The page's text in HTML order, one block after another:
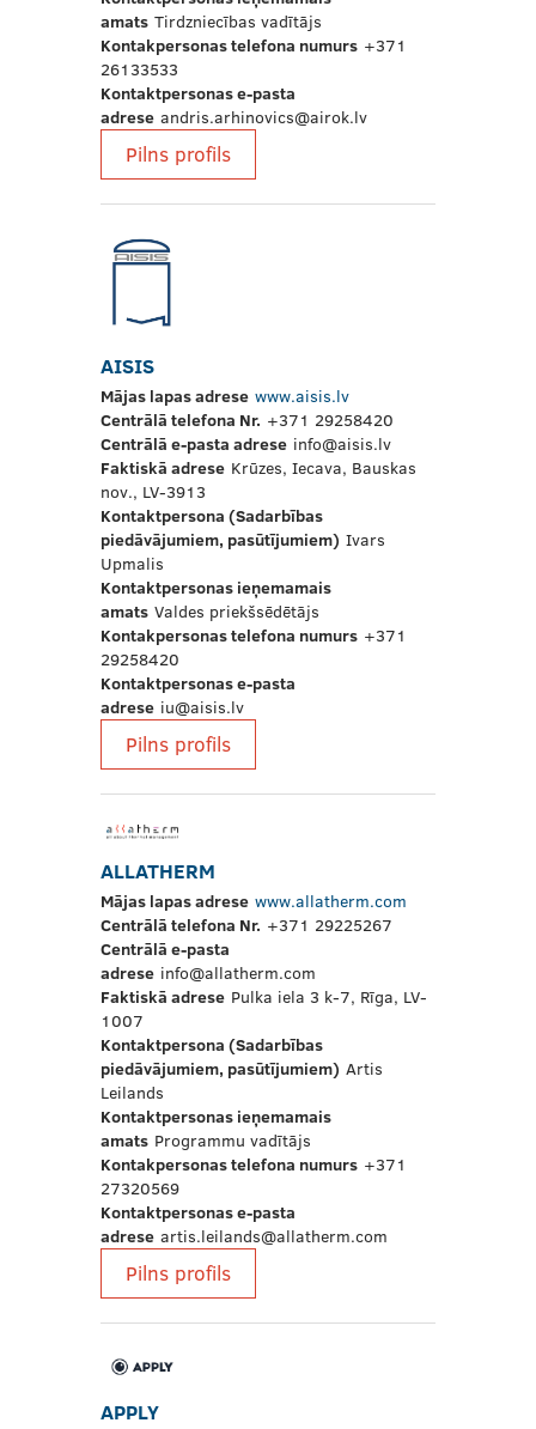
amats Tirdzniecības vadītājs
Kontakpersonas telefona numurs +371
26133533
Kontaktpersonas e-pasta
adrese andris.arhinovics@airok.lv
Pilns profils
AISIS
Mājas lapas adrese www.aisis.lv
Centrālā telefona Nr. +371 29258420
Centrālā e-pasta adrese info@aisis.lv
Faktiskā adrese Krūzes, Iecava, Bauskas
nov., LV-3913
Kontaktpersona (Sadarbības
piedāvājumiem, pasūtījumiem) Ivars
Upmalis
Kontaktpersonas ieņemamais
amats Valdes priekšsēdētājs
Kontakpersonas telefona numurs +371
29258420
Kontaktpersonas e-pasta
adrese iu@aisis.lv
Pilns profils
ALLATHERM
Mājas lapas adrese www.allatherm.com
Centrālā telefona Nr. +371 29225267
Centrālā e-pasta
adrese info@allatherm.com
Faktiskā adrese Pulka iela 3 k-7, Rīga, LV-
1007
Kontaktpersona (Sadarbības
piedāvājumiem, pasūtījumiem) Artis
Leilands
Kontaktpersonas ieņemamais
amats Programmu vadītājs
Kontakpersonas telefona numurs +371
27320569
Kontaktpersonas e-pasta
adrese artis.leilands@allatherm.com
Pilns profils
APPLY